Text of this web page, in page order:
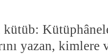
kütüb:
yazan,